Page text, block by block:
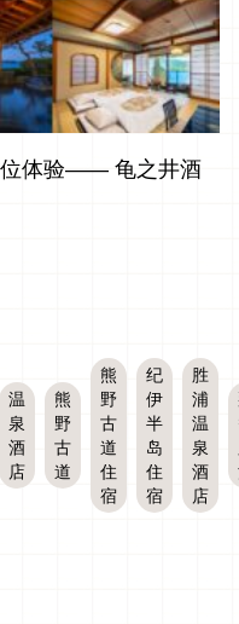
位体验—— 龟之井酒
温
泉
酒
店
熊
野
古
道
熊
野
古
道
住
宿
纪
伊
半
岛
住
宿
胜
浦
温
泉
酒
店